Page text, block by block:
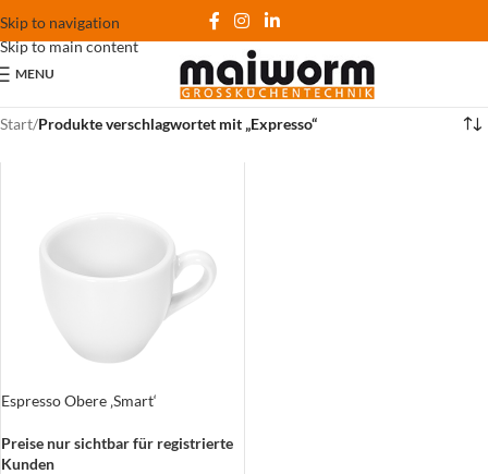
Skip to navigation
Skip to main content
MENU
Start/Produkte verschlagwortet mit „Expresso“
Espresso Obere ‚Smart‘
Preise nur sichtbar für registrierte
Kunden